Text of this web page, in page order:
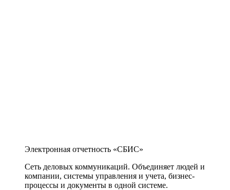
Электронная отчетность «СБИС»
Сеть деловых коммуникаций. Объединяет людей и
компании, системы управления и учета, бизнес-
процессы и документы в одной системе.